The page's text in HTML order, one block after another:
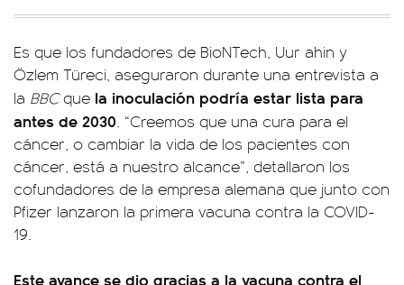
Es que los fundadores de BioNTech, Uur ahin y
Özlem Türeci, aseguraron durante una entrevista a
la BBCque la inoculación podría estar lista para
antes de 2030. “Creemos que una cura para el
cáncer, o cambiar la vida de los pacientes con
cáncer, está a nuestro alcance”, detallaron los
cofundadores de la empresa alemana que junto con
Pfizer lanzaron la primera vacuna contra la COVID-
19.
Este avance se dio gracias a la vacuna contra el